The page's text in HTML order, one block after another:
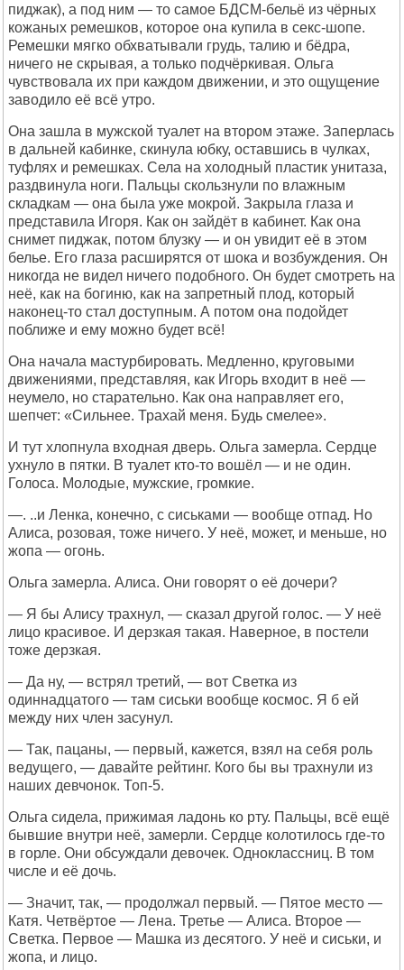
пиджак), а под ним — то самое БДСМ-бельё из чёрных
кожаных ремешков, которое она купила в секс-шопе.
Ремешки мягко обхватывали грудь, талию и бёдра,
ничего не скрывая, а только подчёркивая. Ольга
чувствовала их при каждом движении, и это ощущение
заводило её всё утро.
Она зашла в мужской туалет на втором этаже. Заперлась
в дальней кабинке, скинула юбку, оставшись в чулках,
туфлях и ремешках. Села на холодный пластик унитаза,
раздвинула ноги. Пальцы скользнули по влажным
складкам — она была уже мокрой. Закрыла глаза и
представила Игоря. Как он зайдёт в кабинет. Как она
снимет пиджак, потом блузку — и он увидит её в этом
белье. Его глаза расширятся от шока и возбуждения. Он
никогда не видел ничего подобного. Он будет смотреть на
неё, как на богиню, как на запретный плод, который
наконец-то стал доступным. А потом она подойдет
поближе и ему можно будет всё!
Она начала мастурбировать. Медленно, круговыми
движениями, представляя, как Игорь входит в неё —
неумело, но старательно. Как она направляет его,
шепчет: «Сильнее. Трахай меня. Будь смелее».
И тут хлопнула входная дверь. Ольга замерла. Сердце
ухнуло в пятки. В туалет кто-то вошёл — и не один.
Голоса. Молодые, мужские, громкие.
—. ..и Ленка, конечно, с сиськами — вообще отпад. Но
Алиса, розовая, тоже ничего. У неё, может, и меньше, но
жопа — огонь.
Ольга замерла. Алиса. Они говорят о её дочери?
— Я бы Алису трахнул, — сказал другой голос. — У неё
лицо красивое. И дерзкая такая. Наверное, в постели
тоже дерзкая.
— Да ну, — встрял третий, — вот Светка из
одиннадцатого — там сиськи вообще космос. Я б ей
между них член засунул.
— Так, пацаны, — первый, кажется, взял на себя роль
ведущего, — давайте рейтинг. Кого бы вы трахнули из
наших девчонок. Топ-5.
Ольга сидела, прижимая ладонь ко рту. Пальцы, всё ещё
бывшие внутри неё, замерли. Сердце колотилось где-то
в горле. Они обсуждали девочек. Одноклассниц. В том
числе и её дочь.
— Значит, так, — продолжал первый. — Пятое место —
Катя. Четвёртое — Лена. Третье — Алиса. Второе —
Светка. Первое — Машка из десятого. У неё и сиськи, и
жопа, и лицо.